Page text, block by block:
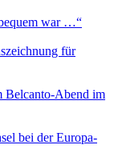
war …“
für
Belcanto-Abend im
bei der Europa-